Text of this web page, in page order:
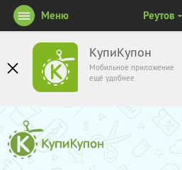
КупиКупон
Мобильное приложение
ещё удобнее
Меню Реутов